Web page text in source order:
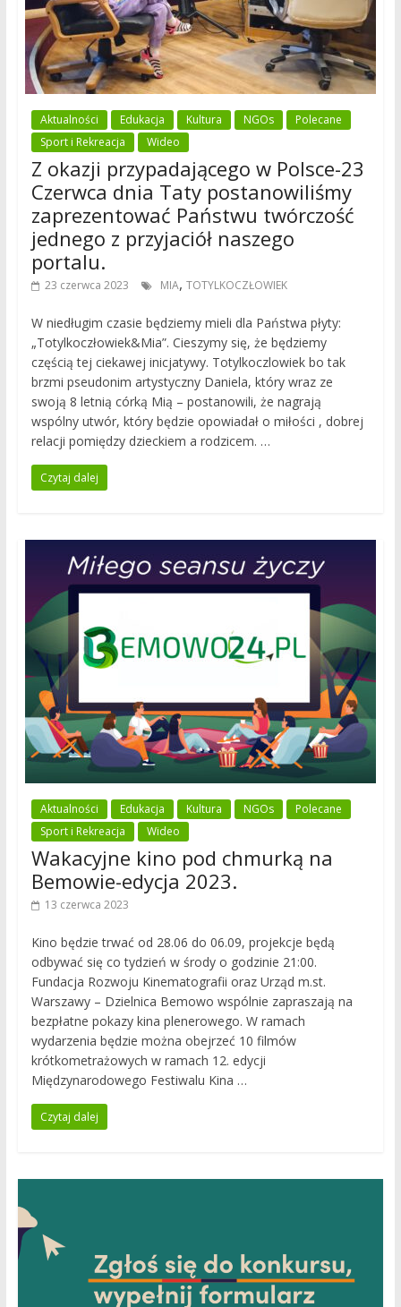
Aktualności Edukacja Kultura NGOs
Polecane
Sport i Rekreacja
Wideo
Z okazji przypadającego w Polsce-23
Czerwca dnia Taty postanowiliśmy
zaprezentować Państwu twórczość
jednego z przyjaciół naszego
portalu.
23 czerwca 2023 MIA, TOTYLKOCZŁOWIEK
W niedługim czasie będziemy mieli dla Państwa płyty:
„Totylkoczłowiek&Mia”. Cieszymy się, że będziemy
częścią tej ciekawej inicjatywy. Totylkoczlowiek bo tak
brzmi pseudonim artystyczny Daniela, który wraz ze
swoją 8 letnią córką Mią – postanowili, że nagrają
wspólny utwór, który będzie opowiadał o miłości , dobrej
relacji pomiędzy dzieckiem a rodzicem. …
Czytaj dalej
Aktualności Edukacja Kultura NGOs
Polecane
Sport i Rekreacja
Wideo
Wakacyjne kino pod chmurką na
Bemowie-edycja 2023.
13 czerwca 2023
Kino będzie trwać od 28.06 do 06.09, projekcje będą
odbywać się co tydzień w środy o godzinie 21:00.
Fundacja Rozwoju Kinematografii oraz Urząd m.st.
Warszawy – Dzielnica Bemowo wspólnie zapraszają na
bezpłatne pokazy kina plenerowego. W ramach
wydarzenia będzie można obejrzeć 10 filmów
krótkometrażowych w ramach 12. edycji
Międzynarodowego Festiwalu Kina …
Czytaj dalej